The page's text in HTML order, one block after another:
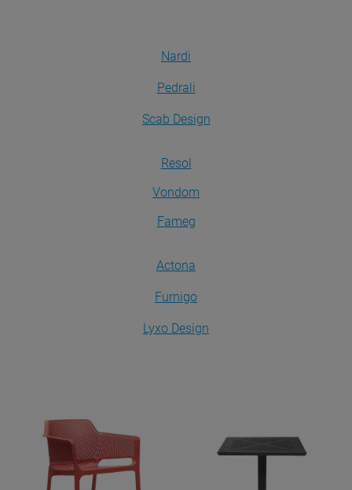
Nardi
Pedrali
Scab Design
Resol
Vondom
Fameg
Actona
Furnigo
Lyxo Design